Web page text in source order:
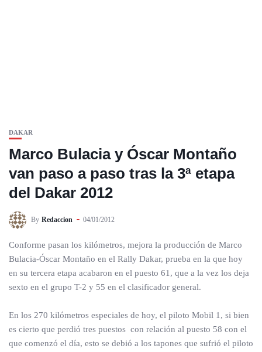
DAKAR
Marco Bulacia y Óscar Montaño
van paso a paso tras la 3ª etapa
del Dakar 2012
By Redaccion 04/01/2012
Conforme pasan los kilómetros, mejora la producción de Marco
Bulacia-Óscar Montaño en el Rally Dakar, prueba en la que hoy
en su tercera etapa acabaron en el puesto 61, que a la vez los deja
sexto en el grupo T-2 y 55 en el clasificador general.
En los 270 kilómetros especiales de hoy, el piloto Mobil 1, si bien
es cierto que perdió tres puestos con relación al puesto 58 con el
que comenzó el día, esto se debió a los tapones que sufrió el piloto